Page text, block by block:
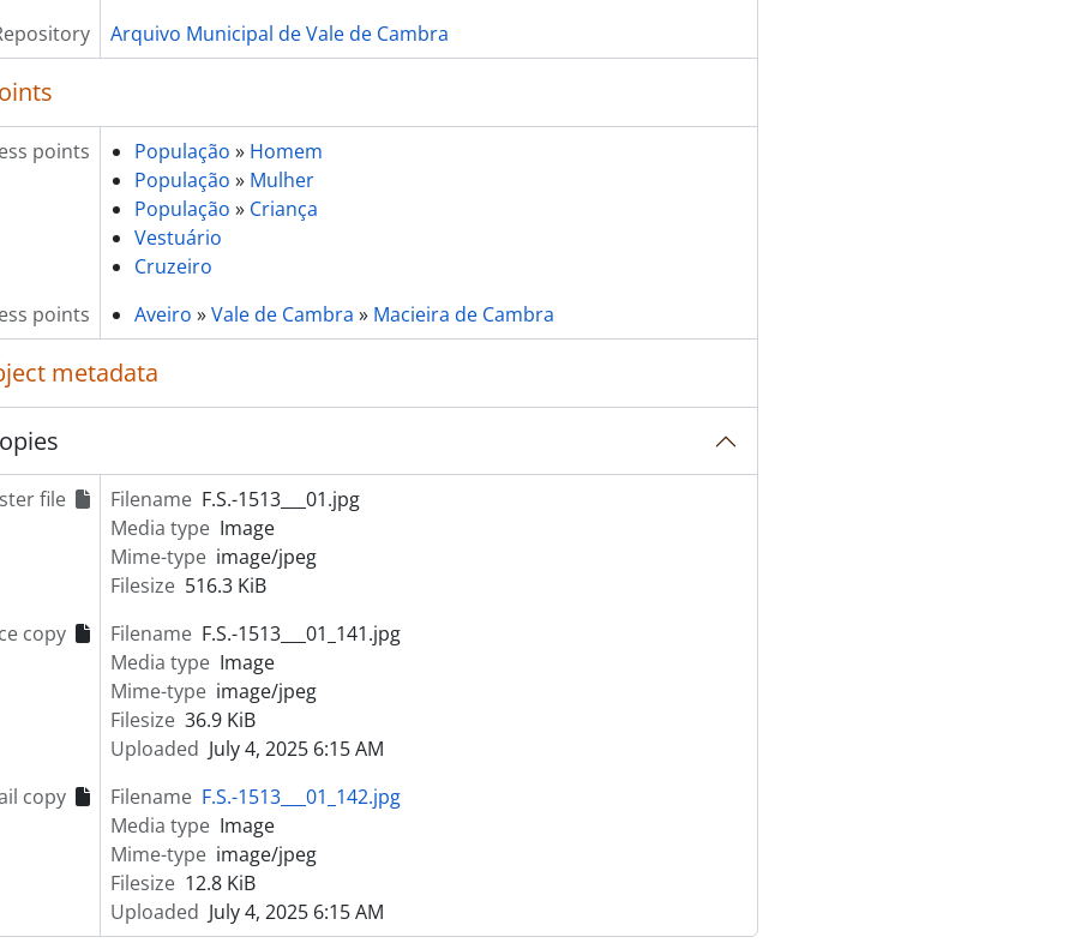
Arquivo Municipal de Vale de Cambra
points População » Homem
População » Mulher
População » Criança
Vestuário
Cruzeiro
points
Aveiro »Vale de Cambra » Macieira de Cambra
metadata
file Filename F.S.-1513___01.jpg
Media type Image
Mime-type image/jpeg
Filesize 516.3 KiB
copy
Filename F.S.-1513___01_141.jpg
Media type Image
Mime-type image/jpeg
Filesize 36.9 KiB
Uploaded July 4, 2025 6:15 AM
copy
Filename F.S.-1513___01_142.jpg
Media type Image
Mime-type image/jpeg
Filesize 12.8 KiB
Uploaded July 4, 2025 6:15 AM